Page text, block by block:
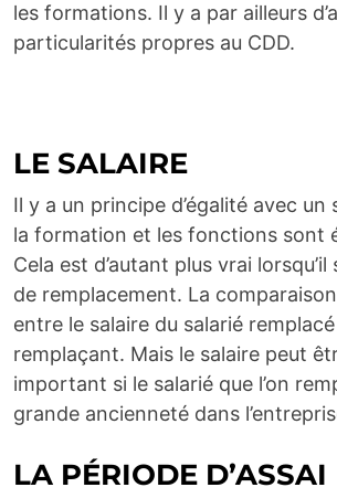
les formations. Il y a par ailleurs
particularités propres au CDD.
LE SALAIRE
Il y a un principe d’égalité avec un
la formation et les fonctions sont
Cela est d’autant plus vrai lorsqu’il
de remplacement. La
entre le salaire du salarié
remplaçant. Mais le salaire peut
important si le salarié que l’on
grande ancienneté dans
LA PÉRIODE D’ASSAI